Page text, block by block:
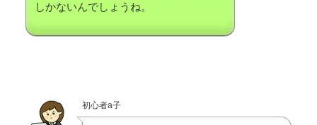
しかないんでしょうね。
初心者a子